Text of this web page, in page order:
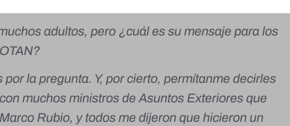
adultos, pero ¿cuál es su mensaje para los
la pregunta. Y, por cierto, permítanme decirles
muchos ministros de Asuntos Exteriores que
Rubio, y todos me dijeron que hicieron un